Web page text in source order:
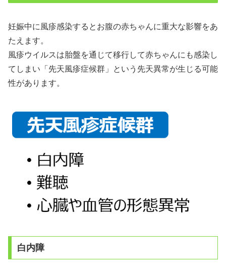
妊娠中に風疹感染するとお腹の赤ちゃんに重大な影響をあ
たえます。
風疹ウイルスは胎盤を通じて移行して赤ちゃんにも感染し
てしまい「先天風疹症候群」という先天異常が生じる可能
性があります。
白内障